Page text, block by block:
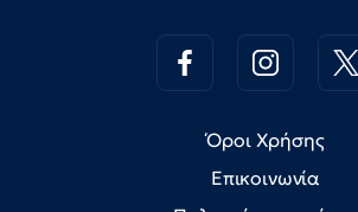
Όροι Χρήσης
Επικοινωνία